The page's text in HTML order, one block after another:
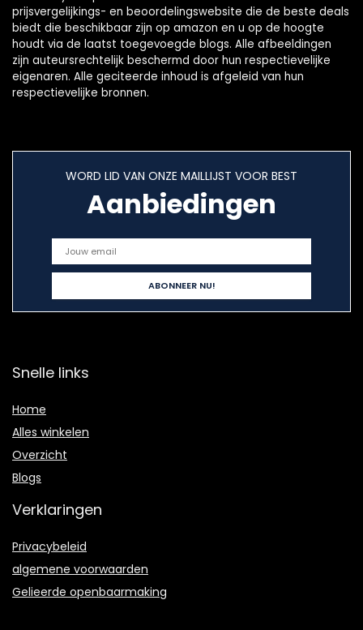
prijsvergelijkings- en beoordelingswebsite die de beste deals
biedt die beschikbaar zijn op amazon en u op de hoogte
houdt via de laatst toegevoegde blogs. Alle afbeeldingen
zijn auteursrechtelijk beschermd door hun respectievelijke
eigenaren. Alle geciteerde inhoud is afgeleid van hun
respectievelijke bronnen.
WORD LID VAN ONZE MAILLIJST VOOR BEST
Aanbiedingen
Snelle links
Home
Alles winkelen
Overzicht
Blogs
Verklaringen
Privacybeleid
algemene voorwaarden
Gelieerde openbaarmaking